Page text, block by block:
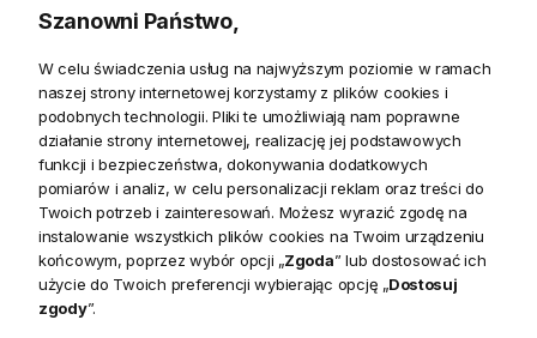
Zapisz się
przez nas swoich danych w celach marketingowych.
KONTAKT
Realizacja zamówień
+ 48 721 772 234
Doradztwo produktowe
+ 48 531 771 366
Biuro
+ 48 723 600 621
Reklamacje | Zwroty
sklep@decoratore.pl
Showroom
ul. Bielska 45a,
43-356 Bujaków
Szanowni Państwo,
W celu świadczenia usług na najwyższym poziomie w ramach
naszej strony internetowej korzystamy z plików cookies i
podobnych technologii. Pliki te umożliwiają nam poprawne
działanie strony internetowej, realizację jej podstawowych
funkcji i bezpieczeństwa, dokonywania dodatkowych
pomiarów i analiz, w celu personalizacji reklam oraz treści do
Twoich potrzeb i zainteresowań. Możesz wyrazić zgodę na
instalowanie wszystkich plików cookies na Twoim urządzeniu
końcowym, poprzez wybór opcji „Zgoda” lub dostosować ich
użycie do Twoich preferencji wybierając opcję „Dostosuj
zgody”.